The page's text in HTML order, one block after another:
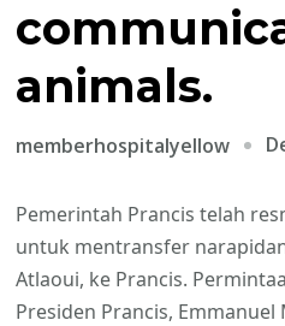
animals.
memberhospitalyellow
Pemerintah Prancis telah
untuk mentransfer
Atlaoui, ke Prancis.
Presiden Prancis,